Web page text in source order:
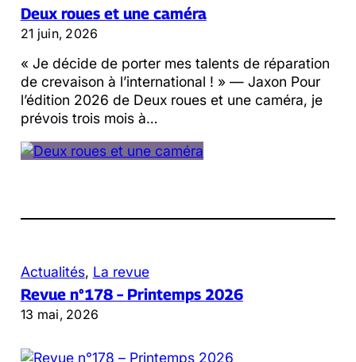
Deux roues et une caméra
21 juin, 2026
« Je décide de porter mes talents de réparation
de crevaison à l’international ! » — Jaxon Pour
l’édition 2026 de Deux roues et une caméra, je
prévois trois mois à…
Actualités, La revue
Revue n°178 – Printemps 2026
13 mai, 2026